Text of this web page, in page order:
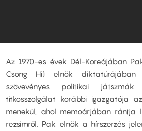
Az 1970-es évek Dél-Koreájában
Csong Hi) elnök
szövevényes politikai
titkosszolgálat korábbi igazgatója
menekül, ahol memoárjában
rezsimről. Pak elnök a hírszerzés